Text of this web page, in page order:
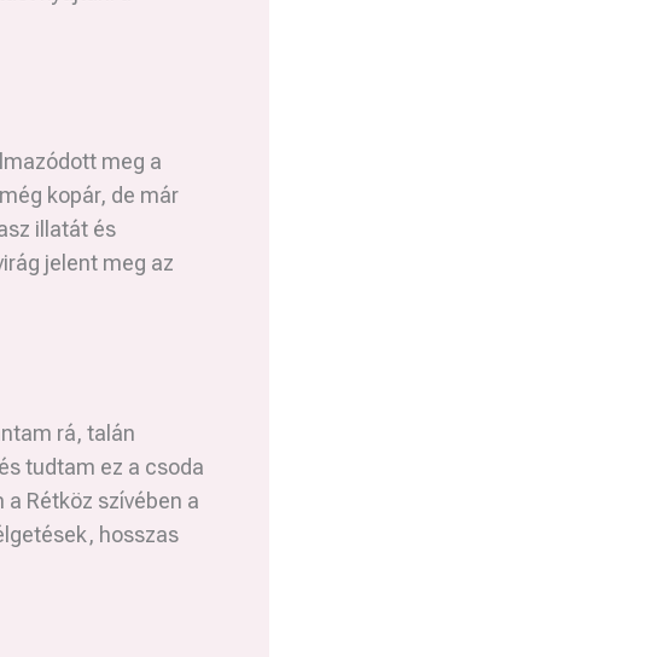
meg a
kopár, de már
illatát és
jelent meg az
rá, talán
tudtam ez a csoda
Rétköz szívében a
hosszas